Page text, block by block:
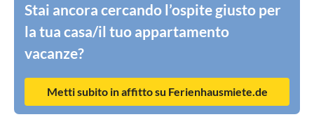
Stai ancora cercando l’ospite giusto per
la tua casa/il tuo appartamento
vacanze?
Metti subito in affitto su Ferienhausmiete.de